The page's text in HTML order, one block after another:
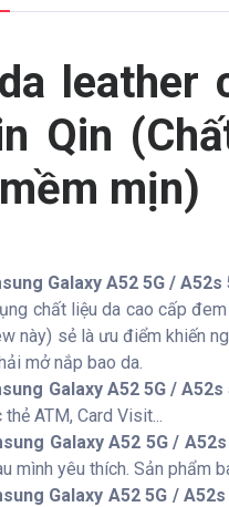
leather
Qin
mịn)
Galaxy A52 5G / A52s
chất liệu da cao cấp
này) sẻ là ưu điểm khiến
mở nắp bao da.
Galaxy A52 5G /
ATM, Card Visit...
Galaxy A52 5G /
mình yêu thích. Sản phẩm
Galaxy A52 5G /